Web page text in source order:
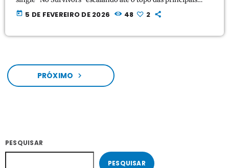
paradas de música cristã. A faixa, marcada por uma
sonoridade de alta energia, conquistou o primeiro lugar no
today 5 DE FEVEREIRO DE 2026 48 2
PRÓXIMO navigate_next
PESQUISAR
PESQUISAR